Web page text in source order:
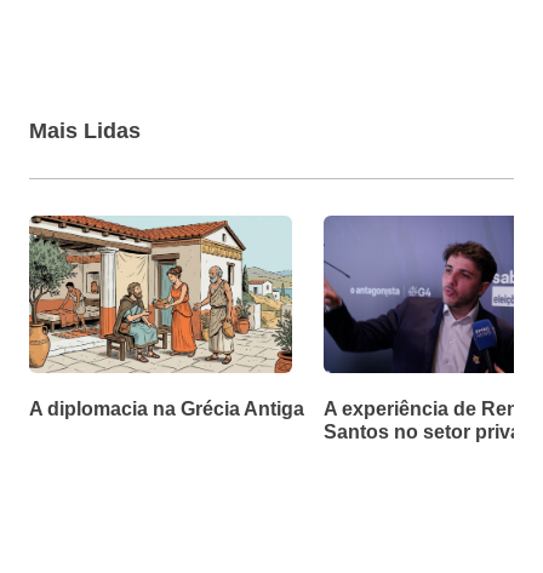
Mais Lidas
A diplomacia na Grécia Antiga
A experiência de Renan
Santos no setor